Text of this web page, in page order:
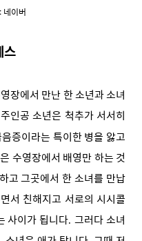
네이버
스
장에서 만난 한 소년과 소녀
주인공 소년은 척추가 서서히
증이라는 특이한 병을 앓고
수영장에서 배영만 하는 것
고 그곳에서 한 소녀를 만납
서 친해지고 서로의 시시콜
사이가 됩니다.그러다 소녀